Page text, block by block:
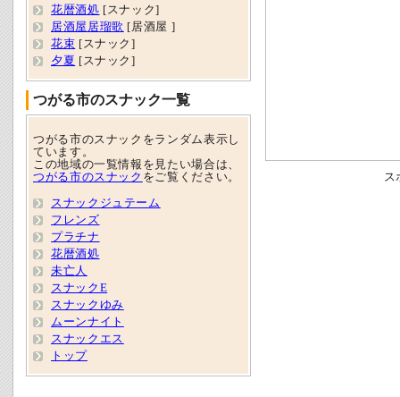
ス
花暦酒処 [スナック]
居酒屋居瑠歌 [居酒屋 ]
花束 [スナック]
夕夏 [スナック]
つがる市のスナック一覧
つがる市のスナックをランダム表示し
ています。
この地域の一覧情報を見たい場合は、
つがる市のスナック をご覧ください。
スナックジュテーム
フレンズ
プラチナ
花暦酒処
未亡人
スナックE
スナックゆみ
ムーンナイト
スナックエス
トップ